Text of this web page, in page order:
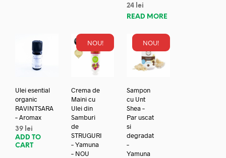
24 lei
READ MORE
Ulei esential
organic
RAVINTSARA
– Aromax
39 lei
ADD TO
CART
NOU!
Crema de
Maini cu
Ulei din
Samburi
de
STRUGURI
– Yamuna
– NOU
NOU!
Sampon
cu Unt
Shea –
Par uscat
si
degradat
–
Yamuna